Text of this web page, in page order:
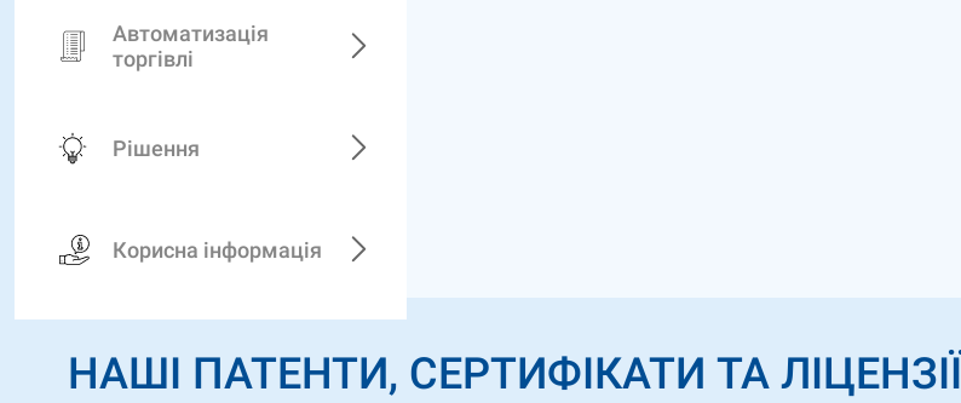
Автоматизація
торгівлі
Рішення
Корисна інформація
НАШІ ПАТЕНТИ, СЕРТИФІКАТИ ТА ЛІЦЕНЗІЇ